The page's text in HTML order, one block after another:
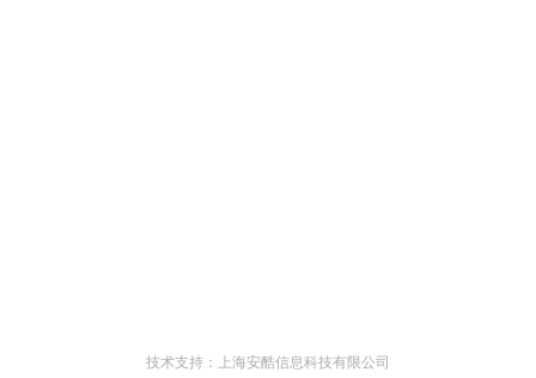
技术支持：上海安酷信息科技有限公司